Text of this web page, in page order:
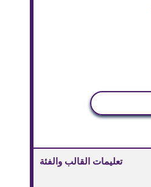
تعليمات القالب والفئة